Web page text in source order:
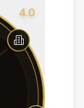
4.0